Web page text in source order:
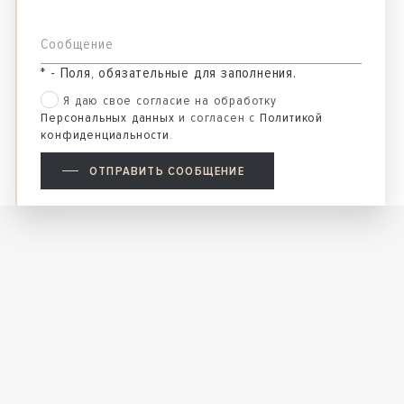
Сообщение
* - Поля, обязательные для заполнения.
Я даю свое согласие на обработку
Персональных данных и согласен с Политикой
конфиденциальности.
ОТПРАВИТЬ СООБЩЕНИЕ